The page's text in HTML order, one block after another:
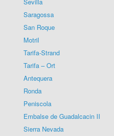
Saragossa
San Roque
Motril
Tarifa-Strand
Tarifa – Ort
Antequera
Ronda
Peniscola
Embalse de Guadalcacin II
Sierra Nevada